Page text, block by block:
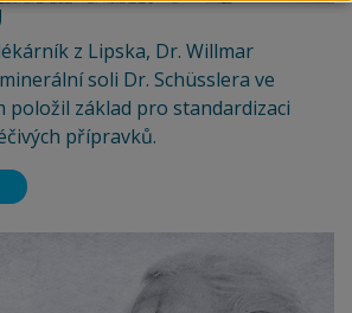
z Lipska, Dr. Willmar
soli Dr. Schüsslera ve
položil základ pro standardizaci
přípravků.